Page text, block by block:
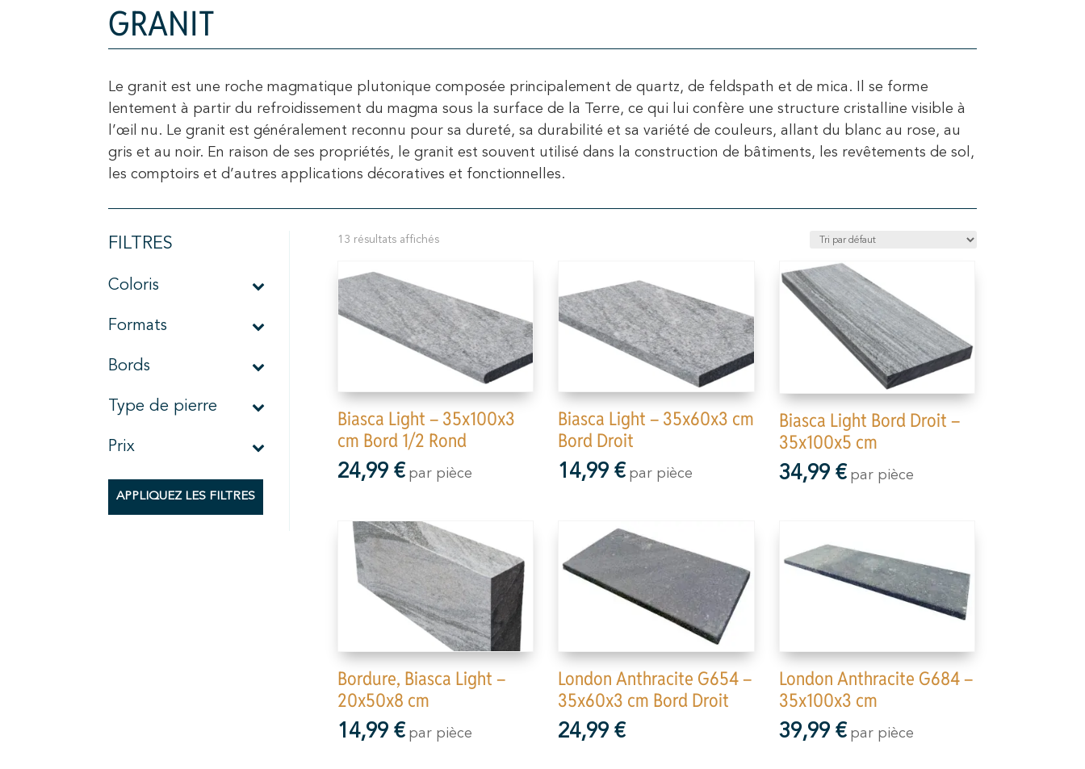
GRANIT
Le granit est une roche magmatique plutonique composée principalement de quartz, de feldspath et de mica. Il se forme
lentement à partir du refroidissement du magma sous la surface de la Terre, ce qui lui confère une structure cristalline visible à
l’œil nu. Le granit est généralement reconnu pour sa dureté, sa durabilité et sa variété de couleurs, allant du blanc au rose, au
gris et au noir. En raison de ses propriétés, le granit est souvent utilisé dans la construction de bâtiments, les revêtements de sol,
les comptoirs et d’autres applications décoratives et fonctionnelles.
FILTRES
Coloris
Formats
Bords
Type de pierre
Prix
APPLIQUEZ LES FILTRES
13 résultats affichés
Biasca Light – 35x100x3
cm Bord 1/2 Rond
24,99 € par pièce
Biasca Light – 35x60x3 cm
Bord Droit
14,99€ par pièce
Biasca Light Bord Droit –
35x100x5 cm
34,99 € par pièce
Bordure, Biasca Light –
20x50x8 cm
14,99 € par pièce
London Anthracite G654 –
35x60x3 cm Bord Droit
24,99€
London Anthracite G684 –
35x100x3 cm
39,99 € par pièce